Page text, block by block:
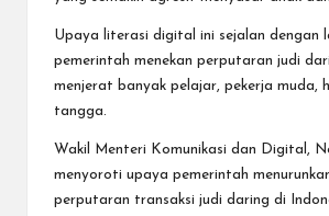
Upaya literasi digital ini sejalan dengan
pemerintah menekan perputaran judi
menjerat banyak pelajar, pekerja muda,
tangga.
Wakil Menteri Komunikasi dan Digital,
menyoroti upaya pemerintah
perputaran transaksi judi daring di